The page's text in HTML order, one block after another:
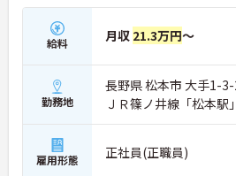
給料 月収 21.3万円～
勤務地
長野県 松本市 大手1-
ＪＲ篠ノ井線「松本駅
雇用形態 正社員(正職員)